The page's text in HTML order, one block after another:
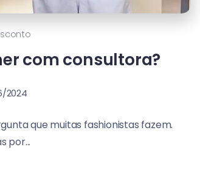
com consultora?
2024
que muitas fashionistas fazem.
por...